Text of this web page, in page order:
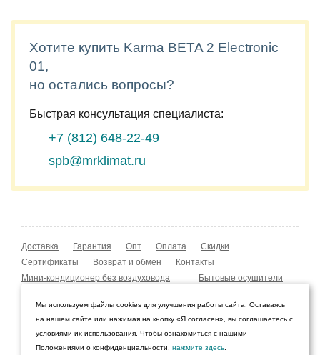
Хотите купить Karma BETA 2 Electronic
01,
но остались вопросы?
Быстрая консультация специалиста:
+7 (812) 648-22-49
spb@mrklimat.ru
Доставка Гарантия Опт Оплата
Скидки
Сертификаты
Возврат и обмен
Контакты
Мини-кондиционер без воздуховода
Бытовые осушители
Мобильные кондиционеры
Охладители воздуха
Мойка воздуха Boneco W210
© 2009–2026 Интернет-магазин «Мистер Климат»
Мы используем файлы cookies для улучшения работы сайта. Оставаясь
на нашем сайте или нажимая на кнопку «Я согласен», вы соглашаетесь с
условиями их использования. Чтобы ознакомиться с нашими
Положениями о конфиденциальности, нажмите здесь